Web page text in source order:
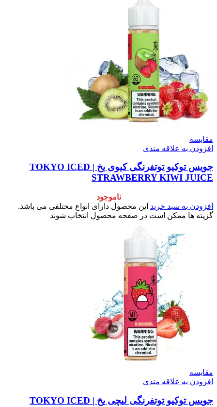
مقایسه
افزودن به علاقه مندی
جویس توکیو توتفرنگی کیوی یخ | TOKYO ICED
STRAWBERRY KIWI JUICE
ناموجود
افزودن به سبد خرید این محصول دارای انواع مختلفی می باشد.
گزینه ها ممکن است در صفحه محصول انتخاب شوند
مقایسه
افزودن به علاقه مندی
جویس توکیو توتفرنگی لیچی یخ | TOKYO ICED